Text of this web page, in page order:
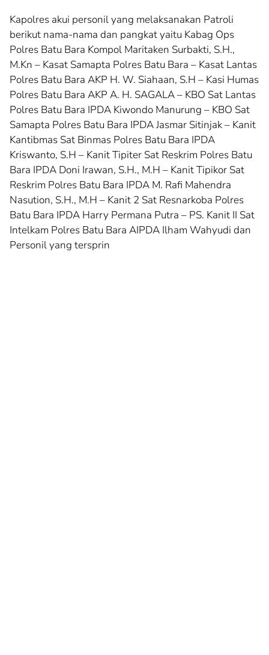
Kapolres akui personil yang melaksanakan Patroli
berikut nama-nama dan pangkat yaitu Kabag Ops
Polres Batu Bara Kompol Maritaken Surbakti, S.H.,
M.Kn – Kasat Samapta Polres Batu Bara – Kasat Lantas
Polres Batu Bara AKP H. W. Siahaan, S.H – Kasi Humas
Polres Batu Bara AKP A. H. SAGALA – KBO Sat Lantas
Polres Batu Bara IPDA Kiwondo Manurung – KBO Sat
Samapta Polres Batu Bara IPDA Jasmar Sitinjak – Kanit
Kantibmas Sat Binmas Polres Batu Bara IPDA
Kriswanto, S.H – Kanit Tipiter Sat Reskrim Polres Batu
Bara IPDA Doni Irawan, S.H., M.H – Kanit Tipikor Sat
Reskrim Polres Batu Bara IPDA M. Rafi Mahendra
Nasution, S.H., M.H – Kanit 2 Sat Resnarkoba Polres
Batu Bara IPDA Harry Permana Putra – PS. Kanit II Sat
Intelkam Polres Batu Bara AIPDA Ilham Wahyudi dan
Personil yang tersprin